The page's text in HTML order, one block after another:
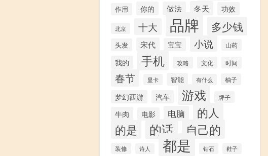
作用 你的 做法 冬天 功效
北京 十大 品牌 多少钱
头发 宋代 宝宝 小说 山药
我的 手机 攻略 文化 时间
春节 显卡 智能 有什么 柚子
梦幻西游 汽车 游戏 牌子
牛肉 电影 电脑
的人
的是
的话 自己的
装修 诗人 都是 钻石 鞋子